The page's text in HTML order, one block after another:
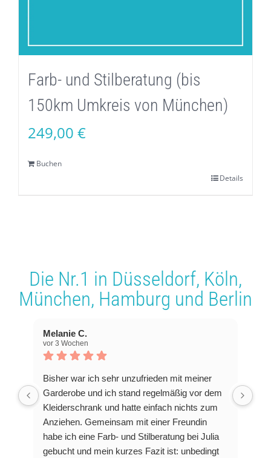
Farb- und Stilberatung (bis
150km Umkreis von München)
249,00 €
Buchen
Details
Die Nr.1 in Düsseldorf, Köln,
München, Hamburg und Berlin
Melanie C.
vor 3 Wochen
Bisher war ich sehr unzufrieden mit meiner
Garderobe und ich stand regelmäßig vor dem
Kleiderschrank und hatte einfach nichts zum
Anziehen. Gemeinsam mit einer Freundin
habe ich eine Farb- und Stilberatung bei Julia
gebucht und mein kurzes Fazit ist: unbedingt